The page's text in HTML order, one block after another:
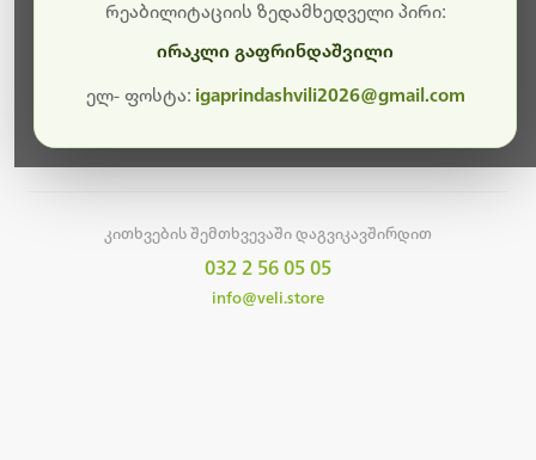
კითხვების შემთხვევაში დაგვიკავშირდით
032 2 56 05 05
info@veli.store
რეაბილიტაციის ზედამხედველი პირი:
ირაკლი გაფრინდაშვილი
ელ- ფოსტა: igaprindashvili2026@gmail.com